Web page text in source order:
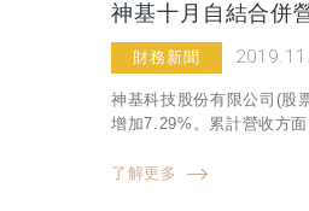
神基十月自結合併
財務新聞
神基科技股份有限公司(股
增加7.29%。累計營收方
了解更多